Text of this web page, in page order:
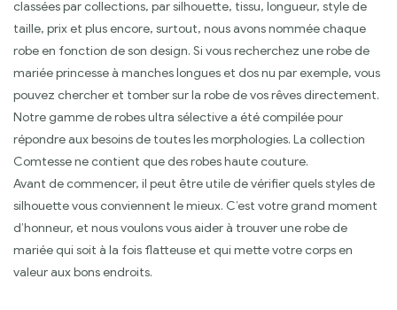
classées par collections, par silhouette, tissu, longueur, style de
taille, prix et plus encore, surtout, nous avons nommée chaque
robe en fonction de son design. Si vous recherchez une robe de
mariée princesse à manches longues et dos nu par exemple, vous
pouvez chercher et tomber sur la robe de vos rêves directement.
Notre gamme de robes ultra sélective a été compilée pour
répondre aux besoins de toutes les morphologies. La collection
Comtesse ne contient que des robes haute couture.
Avant de commencer, il peut être utile de vérifier quels styles de
silhouette vous conviennent le mieux. C’est votre grand moment
d’honneur, et nous voulons vous aider à trouver une robe de
mariée qui soit à la fois flatteuse et qui mette votre corps en
valeur aux bons endroits.